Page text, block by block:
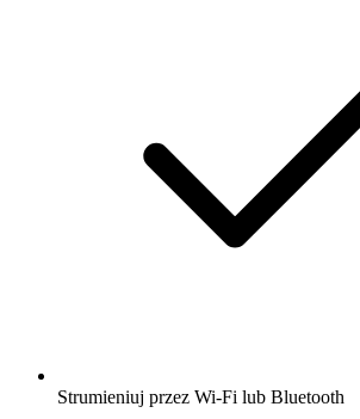
Strumieniuj przez Wi-Fi lub Bluetooth